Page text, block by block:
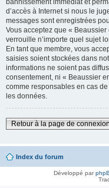
bannissement immédiat et
d’accès à Internet si nous le
messages sont enregistrées
Vous acceptez que «
verrouille n’importe quel sujet
En tant que membre, vous
saisies soient stockées dans
informations ne soient pas
consentement, ni « Beaussier
comme responsables en cas
les données.
Retour à la page de connexion
Index du forum
Développé par